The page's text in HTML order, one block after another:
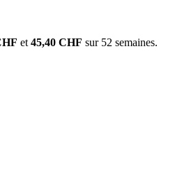
et 45,40 CHF sur 52 semaines.